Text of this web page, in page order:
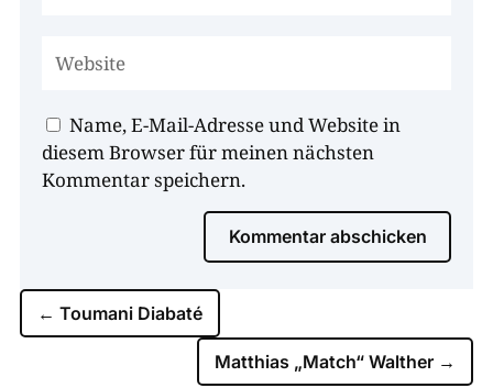
Name, E-Mail-Adresse und Website in
diesem Browser für meinen nächsten
Kommentar speichern.
Kommentar abschicken
← Toumani Diabaté
Matthias „Match“ Walther →